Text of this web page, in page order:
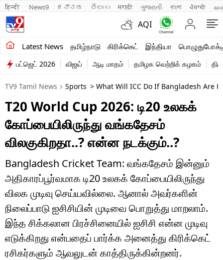
हिन्दी News9 ಕನ್ನಡ తెలుగు मराठी ગુજરાતી বাংলা ਪੰਜਾਬੀ
AQI
Latest News தமிழ்நாடு கிரிக்கெட் இந்தியா
சமீபத்திய செய்திகள்
தமிழ்நாடு
இந்தியா
உலகம்
விளையாட்டு
பொழுதுபோக்கு
லைஃப்ஸ்டைல்
வணிகம்
டெக்னாலஜி
ஆன்மீகம்
பட்ஜெட் 2026 விஜய் ஆடி மாதம் தமிழக வெற்றிக் கழகம்
TV9 Tamil News Sports > What Will ICC Do If Bangladesh Are
T20 World Cup 2026: டி20 உலகக்
கோப்பையிலிருந்து வங்கதேசம்
விலகுகிறதா..? என்ன நடக்கும்..?
Bangladesh Cricket Team: வங்கதேசம் இன்னும்
அதிகாரப்பூர்வமாக டி20 உலகக் கோப்பையிலிருந்து
விலக முடிவு செய்யவில்லை. ஆனால் அவர்களின்
நிலைப்பாடு ஐசிசியின் முடிவை பொறுத்து மாறலாம்.
இந்த சிக்கலான பிரச்சினையில் ஐசிசி என்ன முடிவு
எடுக்கிறது என்பதைப் பார்க்க அனைத்து கிரிக்கெட்
ரசிகர்களும் ஆவலுடன் காத்திருக்கின்றனர்.